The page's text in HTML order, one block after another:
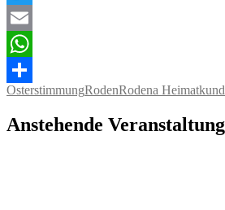
Twitter
Email
WhatsApp
Teilen
OsterstimmungRodenRodena
Anstehende